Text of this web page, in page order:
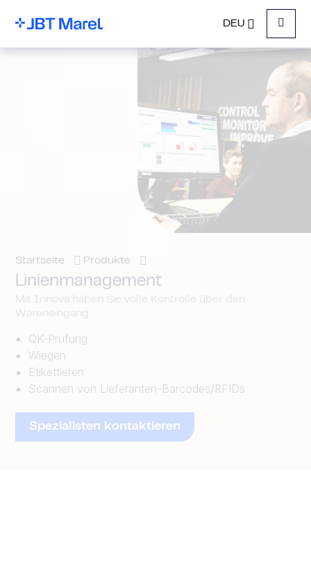
DEU
Menu
Startseite Produkte
Linienmanagement
Mit Innova haben Sie volle Kontrolle über den
Wareneingang
QK-Prüfung
Wiegen
Etikettieren
Scannen von Lieferanten-Barcodes/RFIDs
Spezialisten kontaktieren